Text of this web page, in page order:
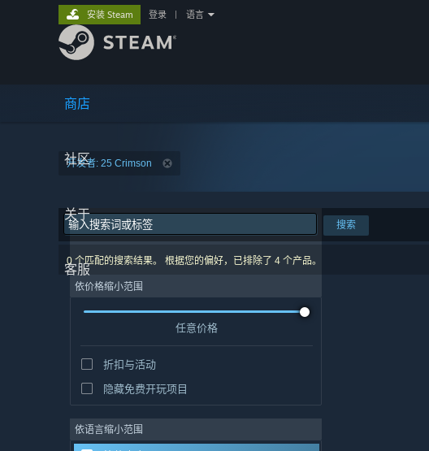
商店
社区
关于
客服
安装 Steam 登录 语言
开发者: 25 Crimson
搜索
0 个匹配的搜索结果。 根据您的偏好，已排除了 4 个产品。
依价格缩小范围
任意价格
折扣与活动
隐藏免费开玩项目
依语言缩小范围